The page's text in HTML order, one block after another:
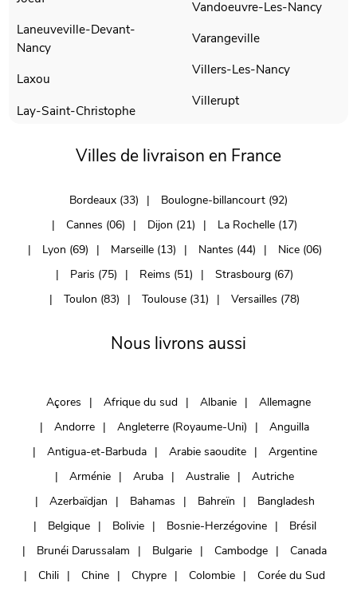
Laneuveville-Devant-
Nancy
Laxou
Lay-Saint-Christophe
Vandoeuvre-Les-Nancy
Varangeville
Villers-Les-Nancy
Villerupt
Villes de livraison en France
Bordeaux (33)
Boulogne-billancourt (92)
Cannes (06)
Dijon (21)
La Rochelle (17)
Lyon (69)
Marseille (13) Nantes (44)
Nice (06)
Paris (75)
Reims (51)
Strasbourg (67)
Toulon (83)
Toulouse (31) Versailles (78)
Nous livrons aussi
Açores Afrique du sud Albanie
Allemagne
Andorre
Angleterre (Royaume-Uni)
Anguilla
Antigua-et-Barbuda
Arabie saoudite
Argentine
Arménie
Aruba Australie
Autriche
Azerbaïdjan
Bahamas Bahreïn
Bangladesh
Belgique
Bolivie Bosnie-Herzégovine
Brésil
Brunéi Darussalam
Bulgarie Cambodge
Canada
Chili
Chine Chypre Colombie
Corée du Sud